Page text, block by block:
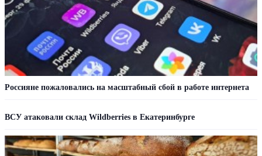
Россияне пожаловались на масштабный сбой в работе интернета
ВСУ атаковали склад Wildberries в Екатеринбурге